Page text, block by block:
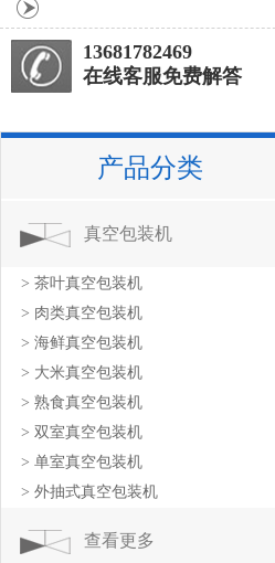
13681782469
在线客服免费解答
产品分类
真空包装机
> 茶叶真空包装机
> 肉类真空包装机
> 海鲜真空包装机
> 大米真空包装机
> 熟食真空包装机
> 双室真空包装机
> 单室真空包装机
> 外抽式真空包装机
查看更多